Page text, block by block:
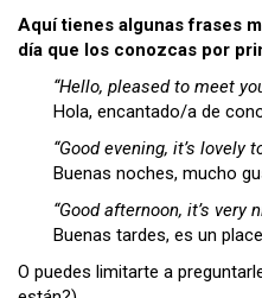
Aquí tienes algunas frases
día que los conozcas por
“Hello, pleased to meet
Hola, encantado/a de
“Good evening, it’s lovely
Buenas noches, mucho
“Good afternoon, it’s very
Buenas tardes, es un
O puedes limitarte a